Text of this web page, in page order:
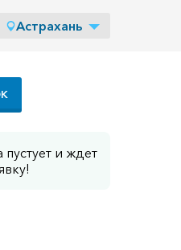
Астрахань
пустует и ждет